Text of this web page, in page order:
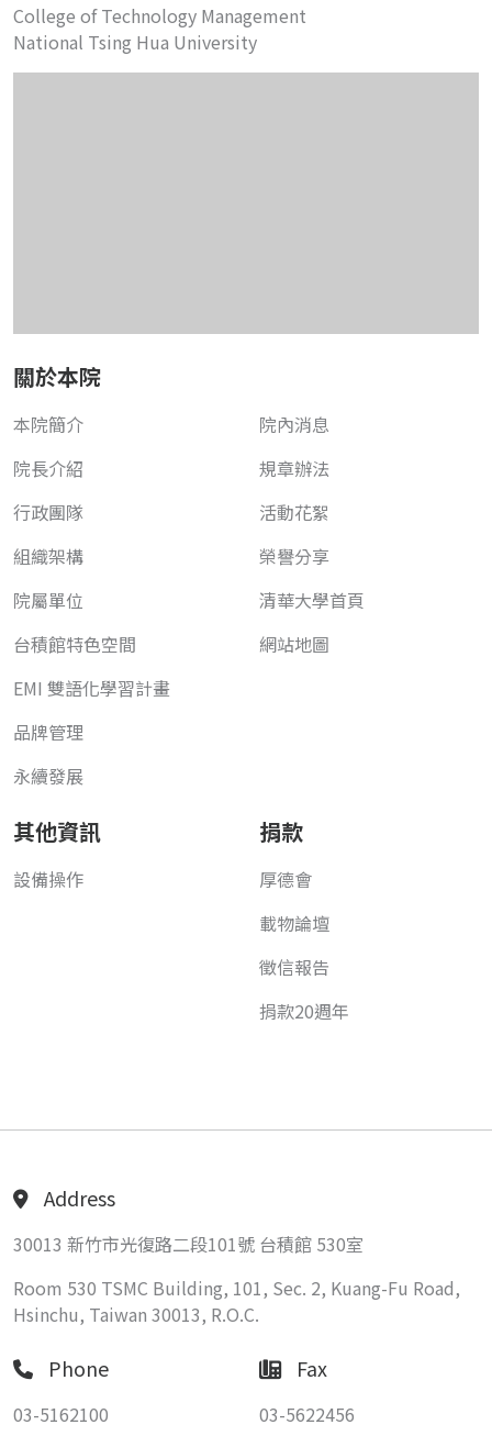
College of Technology Management
National Tsing Hua University
關於本院
本院簡介
院長介紹
行政團隊
組織架構
院屬單位
台積館特色空間
EMI 雙語化學習計畫
品牌管理
永續發展
院內消息
規章辦法
活動花絮
榮譽分享
清華大學首頁
網站地圖
其他資訊
設備操作
捐款
厚德會
載物論壇
徵信報告
捐款20週年
Address
30013 新竹市光復路二段101號 台積館 530室
Room 530 TSMC Building, 101, Sec. 2, Kuang-Fu Road,
Hsinchu, Taiwan 30013, R.O.C.
Phone
03-5162100
Fax
03-5622456